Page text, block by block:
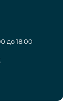
до 18.00